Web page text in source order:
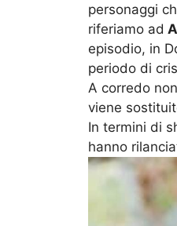
personaggi
riferiamo ad
episodio, in
periodo di
A corredo
viene
In termini di
hanno